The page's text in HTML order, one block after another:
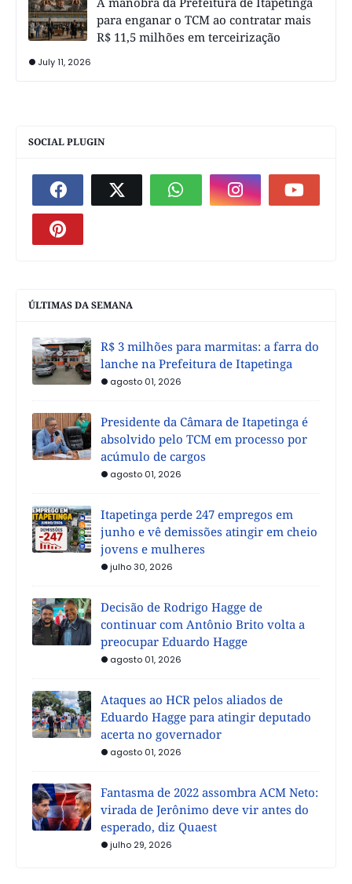
para enganar o TCM ao contratar mais
R$ 11,5 milhões em terceirização
July 11, 2026
SOCIAL PLUGIN
ÚLTIMAS DA SEMANA
R$ 3 milhões para marmitas: a farra do
lanche na Prefeitura de Itapetinga
agosto 01, 2026
Presidente da Câmara de Itapetinga é
absolvido pelo TCM em processo por
acúmulo de cargos
agosto 01, 2026
Itapetinga perde 247 empregos em
junho e vê demissões atingir em cheio
jovens e mulheres
julho 30, 2026
Decisão de Rodrigo Hagge de
continuar com Antônio Brito volta a
preocupar Eduardo Hagge
agosto 01, 2026
Ataques ao HCR pelos aliados de
Eduardo Hagge para atingir deputado
acerta no governador
agosto 01, 2026
Fantasma de 2022 assombra ACM Neto:
virada de Jerônimo deve vir antes do
esperado, diz Quaest
julho 29, 2026